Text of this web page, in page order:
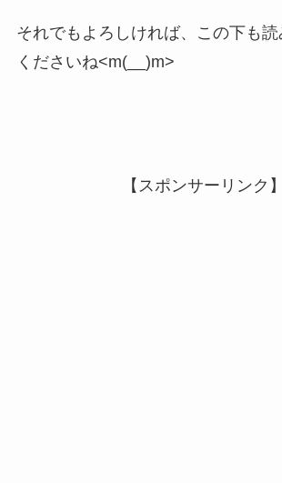
それでもよろしければ、この下も
くださいね<m(__)m>
【スポンサーリンク】